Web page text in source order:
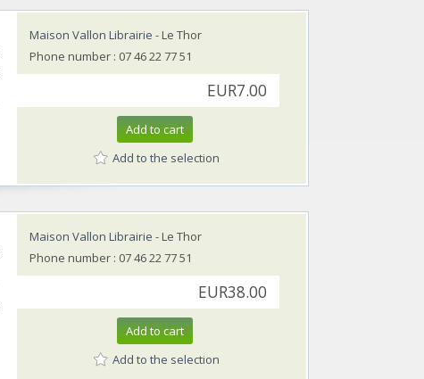
Maison Vallon Librairie - Le Thor
Phone number : 07 46 22 77 51
EUR7.00
Add to cart
Add to the selection
Maison Vallon Librairie - Le Thor
Phone number : 07 46 22 77 51
EUR38.00
Add to cart
Add to the selection